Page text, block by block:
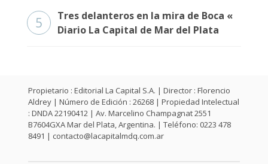
5
Tres delanteros en la mira de Boca «
Diario La Capital de Mar del Plata
Propietario : Editorial La Capital S.A. | Director : Florencio
Aldrey | Número de Edición : 26268 | Propiedad Intelectual
: DNDA 22190412 | Av. Marcelino Champagnat 2551
B7604GXA Mar del Plata, Argentina. | Teléfono: 0223 478
8491 | contacto@lacapitalmdq.com.ar